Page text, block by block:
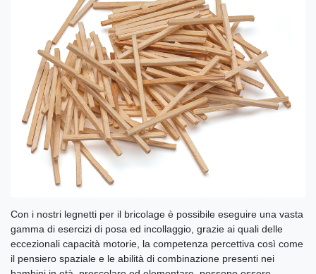
Con i nostri legnetti per il bricolage è possibile eseguire una vasta
gamma di esercizi di posa ed incollaggio, grazie ai quali delle
eccezionali capacità motorie, la competenza percettiva così come
il pensiero spaziale e le abilità di combinazione presenti nei